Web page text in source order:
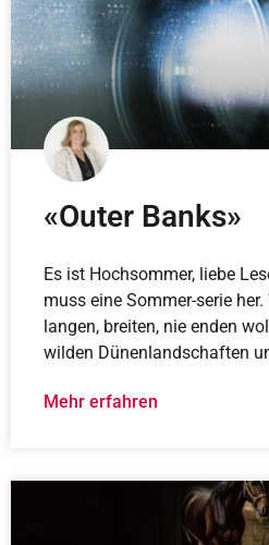
«Outer Banks»
Es ist Hochsommer, liebe
muss eine Sommer-serie
langen, breiten, nie enden
wilden Dünenlandschaften
Mehr erfahren